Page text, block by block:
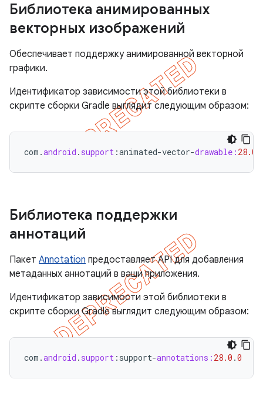
Библиотека анимированных
векторных изображений
Обеспечивает поддержку анимированной векторной
графики.
Идентификатор зависимости этой библиотеки в
скрипте сборки Gradle выглядит следующим образом:
com .android . support :animated-vector-drawable: 28.0
Библиотека поддержки
аннотаций
Пакет Annotation предоставляет API для добавления
метаданных аннотаций в ваши приложения.
Идентификатор зависимости этой библиотеки в
скрипте сборки Gradle выглядит следующим образом:
com .android . support : support-annotations: 28.0 .0